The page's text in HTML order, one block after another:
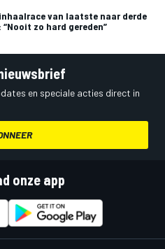
van laatste naar derde
zo hard gereden”
en speciale acties direct in
onze app